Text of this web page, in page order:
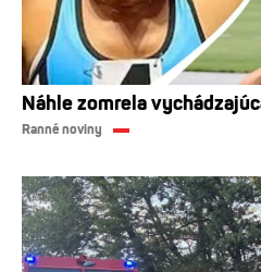
Náhle zomrela
Ranné noviny